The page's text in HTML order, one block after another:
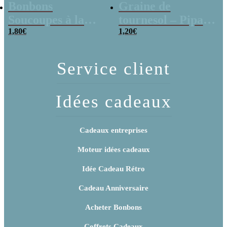
poudre (x20)
1,80€
x 3
1,20€
Service client
Idées cadeaux
Cadeaux entreprises
Moteur idées cadeaux
Idée Cadeau Rétro
Cadeau Anniversaire
Acheter Bonbons